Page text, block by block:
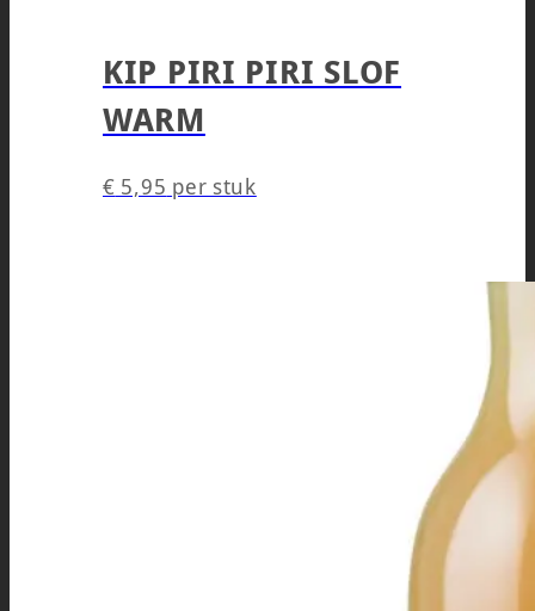
KIP PIRI PIRI SLOF
WARM
€ 5,95 per stuk